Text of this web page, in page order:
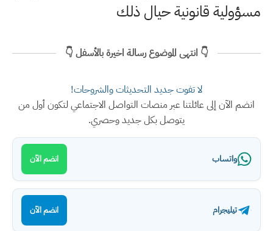
مسؤولية قانونية حيال ذلك
👇 انتهى الموضوع رسالة اخيرة بالأسفل 👇
لا تفوت جديد التحديثات والشروحات!
انضم الآن إلى عائلتنا عبر منصات التواصل الاجتماعي لتكون أول من
يتوصل بكل جديد وحصري.
واتساب انضم الآن
تيليجرام انضم الآن